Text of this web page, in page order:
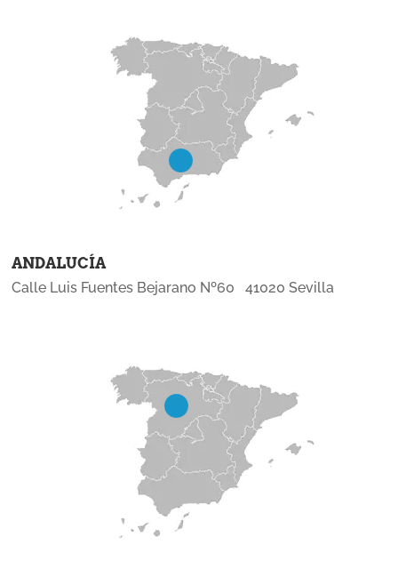
ANDALUCÍA
Calle Luis Fuentes Bejarano Nº60 41020 Sevilla